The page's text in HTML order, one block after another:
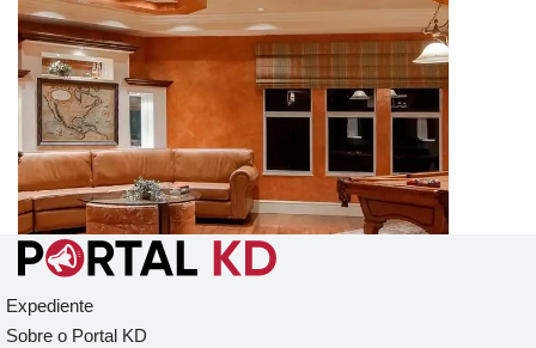
« Anterior 1 … 91 92
93 94 Próximo »
Expediente
Sobre o Portal KD